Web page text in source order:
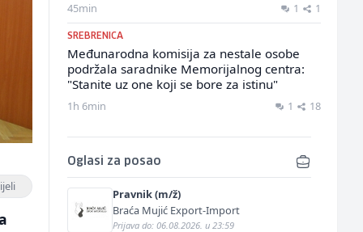
45min 1 1
SREBRENICA
Međunarodna komisija za nestale osobe
podržala saradnike Memorijalnog centra:
"Stanite uz one koji se bore za istinu"
1h 6min 1 18
Oglasi za posao
Pravnik (m/ž)
Braća Mujić Export-Import
Prijava do: 06.08.2026. u 23:59